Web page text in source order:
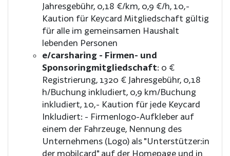
Jahresgebühr 0,18 €/km 0,9 €/h 10,-
Kaution für Keycard Mitgliedschaft gültig
für alle im gemeinsamen Haushalt
lebenden Personen
e/carsharing - Firmen- und
Sponsoringmitgliedschaft: 0 €
Registrierung 1320 € Jahresgebühr 0,18
h/Buchung inkludiert 0,9 km/Buchung
inkludiert 10,- Kaution für jede Keycard
Inkludiert: - Firmenlogo-Aufkleber auf
einem der Fahrzeuge, Nennung des
Unternehmens (Logo) als "Unterstützer:in
der mobilcard" auf der Homepage und in